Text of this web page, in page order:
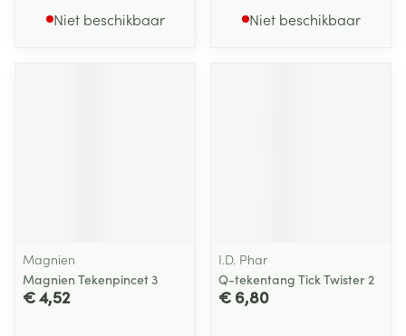
Niet beschikbaar Niet beschikbaar
Magnien
Magnien Tekenpincet 3
€ 4,52
I.D. Phar
Q-tekentang Tick Twister 2
€ 6,80